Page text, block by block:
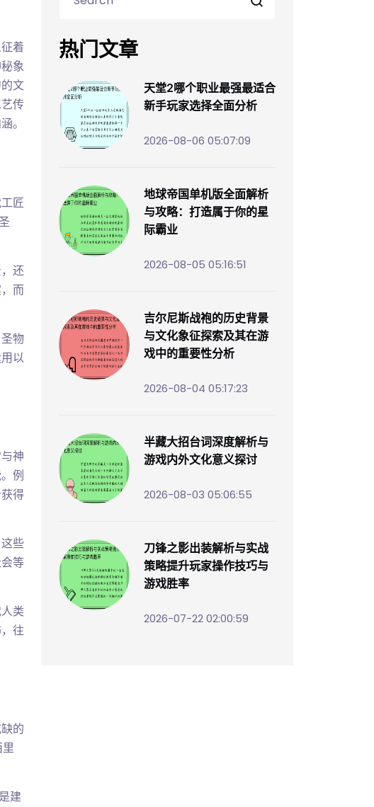
着
象
文
传
。
匠
还
而
物
以
神
例
得
些
等
类
往
的
里
建
热门文章
天堂2哪个职业最强最适合
新手玩家选择全面分析
2026-08-06 05:07:09
地球帝国单机版全面解析
与攻略：打造属于你的星
际霸业
2026-08-05 05:16:51
吉尔尼斯战袍的历史背景
与文化象征探索及其在游
戏中的重要性分析
2026-08-04 05:17:23
半藏大招台词深度解析与
游戏内外文化意义探讨
2026-08-03 05:06:55
刀锋之影出装解析与实战
策略提升玩家操作技巧与
游戏胜率
2026-07-22 02:00:59